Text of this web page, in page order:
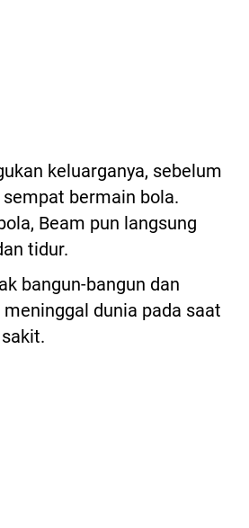
keluarganya, sebelum
bermain bola.
Beam pun langsung
tidur.
bangun-bangun dan
dunia pada saat